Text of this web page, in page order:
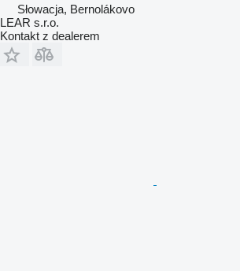
Słowacja, Bernolákovo
LEAR s.r.o.
Kontakt z dealerem